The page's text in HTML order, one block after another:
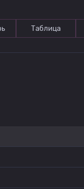
Таблица